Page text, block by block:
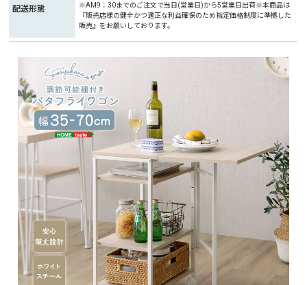
配送形態
※AM9：30までのご注文で当日(営業日)から5営業日出荷※本商品は
『販売店様の健全かつ適正な利益確保のため指定価格制度に準拠した
販売』をお願いしております。